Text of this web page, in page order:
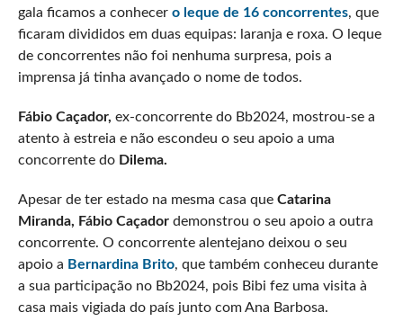
gala ficamos a conhecer o leque de 16 concorrentes, que
ficaram divididos em duas equipas: laranja e roxa. O leque
de concorrentes não foi nenhuma surpresa, pois a
imprensa já tinha avançado o nome de todos.
Fábio Caçador, ex-concorrente do Bb2024, mostrou-se a
atento à estreia e não escondeu o seu apoio a uma
concorrente do Dilema.
Apesar de ter estado na mesma casa queCatarina
Miranda, Fábio Caçador demonstrou o seu apoio a outra
concorrente. O concorrente alentejano deixou o seu
apoio a Bernardina Brito, que também conheceu durante
a sua participação no Bb2024, pois Bibi fez uma visita à
casa mais vigiada do país junto com Ana Barbosa.